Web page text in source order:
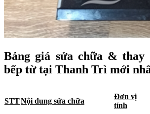
Bảng giá sửa chữa &
bếp từ tại Thanh Trì mới
STTNội dung sửa chữa
Đơn vị
tính